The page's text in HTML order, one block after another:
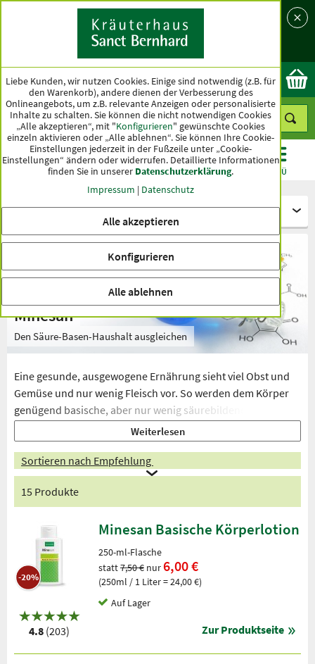
Land
Ok
KATEGORIEN ANGEBOTE TOPSELLER MENÜ
Themenbereiche
Minesan
Den Säure-Basen-Haushalt ausgleichen
Eine gesunde, ausgewogene Ernährung sieht viel Obst und
Gemüse und nur wenig Fleisch vor. So werden dem Körper
genügend basische, aber nur wenig säurebildende
Nahrungsmittel zugeführt.
Leider sieht unsere alltägliche Ernährung oft anders aus.
Zwar hat der Körper die Möglichkeit, Säureüberschüsse in
gewissem Umfang selbst auszugleichen, doch kann bei einer
Säureüberschuss entgegenzuwirken.
Mehr zum Thema Minesan
Weiterlesen
Sortieren nach Empfehlung
15 Produkte
-20%
4.8 (203)
Minesan Basische Körperlotion
250-ml-Flasche
statt7,50 € nur6,00 €
(250ml / 1 Liter = 24,00 €)
Auf Lager
Zur Produktseite
Liebe Kunden, wir nutzen Cookies. Einige sind notwendig (z.B. für
den Warenkorb), andere dienen der Verbesserung des
Onlineangebots, um z.B. relevante Anzeigen oder personalisierte
Inhalte zu schalten. Sie können die nicht notwendigen Cookies
„Alle akzeptieren“, mit "Konfigurieren" gewünschte Cookies
einzeln aktivieren oder „Alle ablehnen“. Sie können Ihre Cookie-
Einstellungen jederzeit in der Fußzeile unter „Cookie-
Einstellungen“ ändern oder widerrufen. Detaillierte Informationen
finden Sie in unserer Datenschutzerklärung.
Impressum | Datenschutz
Alle akzeptieren
Konfigurieren
Alle ablehnen